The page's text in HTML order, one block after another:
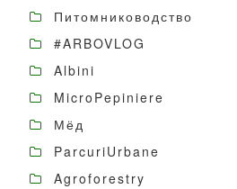
Питомниководство
#ARBOVLOG
Albini
MicroPepiniere
Мёд
ParcuriUrbane
Agroforestry